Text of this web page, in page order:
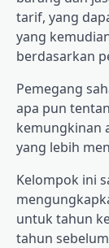
tarif, yang
yang
berdasarkan
Pemegang
apa pun
kemungkinan
yang lebih
Kelompok ini
untuk tahun
tahun